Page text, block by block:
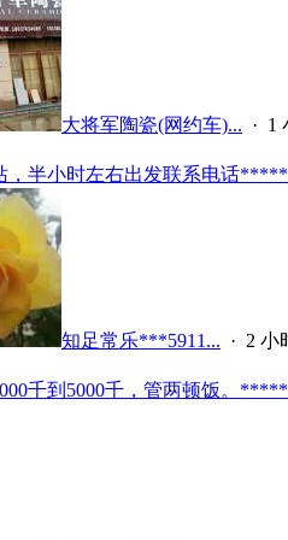
大将军陶瓷(网约车)... · 1
，半小时左右出发联系电话
知足常乐***5911... · 2 小
千到5000千，管两顿饭。